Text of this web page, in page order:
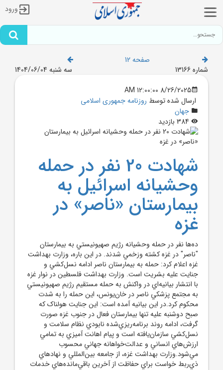
ورود
صفحه 12
شماره 13166
سه شنبه 1404/06/04
8/26/2025 12:00:00 AM
ارسال شده توسط روزنامه جمهوری اسلامی
جهان
شهادت 20 نفر در حمله
وحشيانه اسرائيل به
بيمارستان «ناصر» در
غزه
ده‌ها نفر در حمله وحشيانه رژيم صهيونيستي به بيمارستان
"ناصر" در غزه کشته وزخمي شدند. در اين باره، وزارت بهداشت
غزه اعلام کرد: حمله به بيمارستان ناصر ادامه نسل‌کشي و
جنايت عليه بشريت است. وزارت بهداشت فلسطين در نوار غزه
با انتشار بيانيه‌اي در واکنش به حمله مستقيم رژيم صهيونيستي
به مجتمع پزشکي ناصر در خان‌يونس، اين حمله را به شدت
محکوم کرد.در اين بيانيه آمده است: اين جنايت هولناک که
صبح دوشنبه عليه تنها بيمارستان فعال در جنوب غزه صورت
گرفت، ادامه روند برنامه‌ريزي‌شده نابودي نظام سلامت و
نسل‌کشي سازمان‌يافته است و پيام اهانت آميزي به تمامي
ارزش‌هاي انساني و عدالت‌خواهانه جهاني محسوب
مي‌شود.وزارت بهداشت غزه، از جامعه بين‌المللي و نهادهاي
ذي‌ربط خواست براي حفاظت از آخرين باقي‌مانده‌هاي خدمات